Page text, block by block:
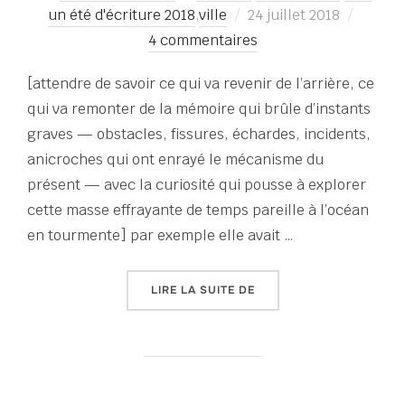
un été d'écriture 2018,ville
Publié
le
24 juillet 2018
4 commentaires
[attendre de savoir ce qui va revenir de l’arrière, ce
qui va remonter de la mémoire qui brûle d’instants
graves — obstacles, fissures, échardes, incidents,
anicroches qui ont enrayé le mécanisme du
présent — avec la curiosité qui pousse à explorer
cette masse effrayante de temps pareille à l’océan
en tourmente] par exemple elle avait …
LIRE LA SUITE DE« TOUT UN ÉTÉ